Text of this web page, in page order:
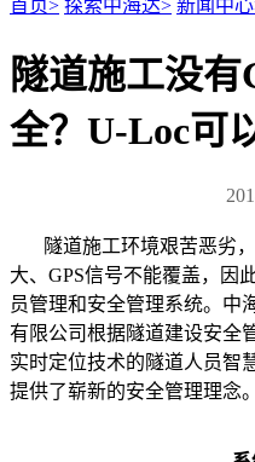
首页> 探索中海达> 新闻中心
隧道施工没
全？U-Loc可
隧道施工环境艰苦恶劣，
大、GPS信号不能覆盖，因
员管理和安全管理系统。中
有限公司根据隧道建设安全
实时定位技术的隧道人员智
提供了崭新的安全管理理念。